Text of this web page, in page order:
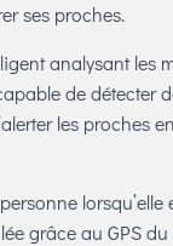
ses proches.
analysant les
de détecter
les proches
lorsqu’elle
grâce au GPS